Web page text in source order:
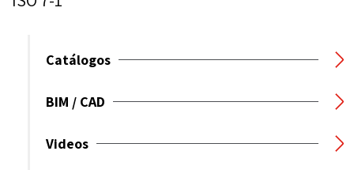
Catálogos
BIM / CAD
Videos